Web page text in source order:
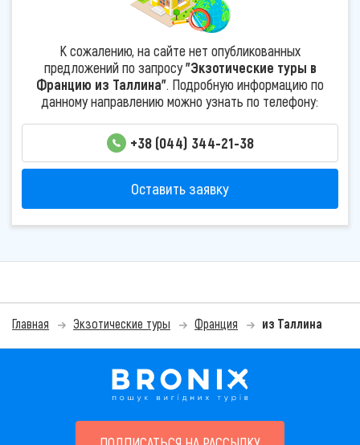
К сожалению, на сайте нет опубликованных
предложений по запросу"Экзотические туры в
Францию из Таллина". Подробную информацию по
данному направлению можно узнать по телефону:
+38 (044) 344-21-38
Оставить заявку
Главная Экзотические туры Франция из Таллина